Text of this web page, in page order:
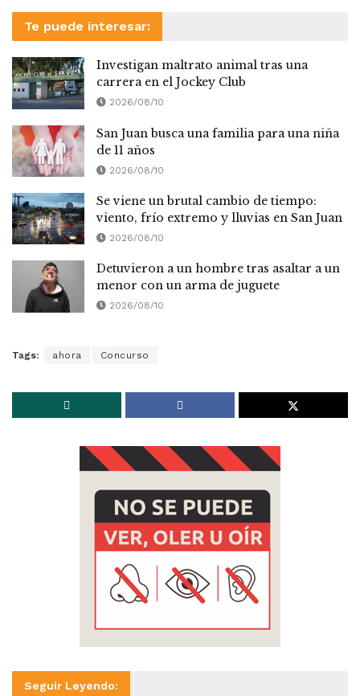
Te puede interesar:
Investigan maltrato animal tras una
carrera en el Jockey Club
2026/08/10
San Juan busca una familia para una niña
de 11 años
2026/08/10
Se viene un brutal cambio de tiempo:
viento, frío extremo y lluvias en San Juan
2026/08/10
Detuvieron a un hombre tras asaltar a un
menor con un arma de juguete
2026/08/10
Tags: ahora Concurso
Seguir Leyendo: